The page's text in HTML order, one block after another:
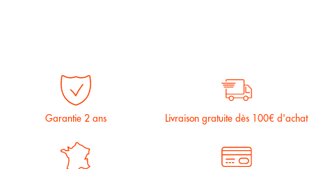
Garantie 2 ans Livraison gratuite dès 100€ d'achat